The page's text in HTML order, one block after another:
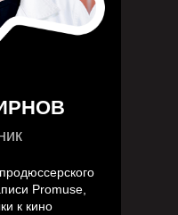
Promuse,
к кино